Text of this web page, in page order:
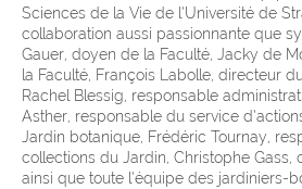
Sciences de la Vie de l’Université de
collaboration aussi passionnante que
Gauer, doyen de la Faculté, Jacky de
la Faculté, François Labolle, directeur
Rachel Blessig, responsable
Asther, responsable du service
Jardin botanique, Frédéric Tournay,
collections du Jardin, Christophe Gass,
ainsi que toute l’équipe des jardiniers-